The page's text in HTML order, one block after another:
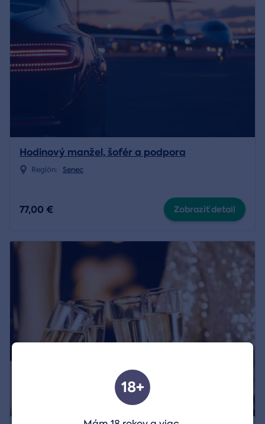
Hodinový manžel, šofér a podpora
Región: Senec
77,00 € Zobraziť detail
18+